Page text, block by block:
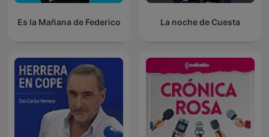
Es la Mañana de Federico La noche de Cuesta